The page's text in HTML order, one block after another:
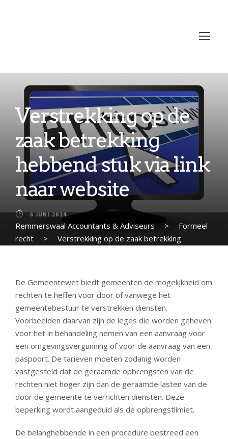
Verstrekking op de
zaak betrekking
hebbend stuk via link
naar website
6 JUNI 2024
Remmerswaal Accountants & Adviseurs >
Formeel
recht
>
Verstrekking op de zaak betrekking
De Gemeentewet biedt gemeenten de mogelijkheid om
rechten te heffen voor door of vanwege het
gemeentebestuur te verstrekken diensten.
Voorbeelden daarvan zijn de leges die worden geheven
voor het in behandeling nemen van een aanvraag voor
een omgevingsvergunning of voor de aanvraag van een
paspoort. De tarieven moeten zodanig worden
vastgesteld dat de geraamde opbrengsten van de
rechten niet hoger zijn dan de geraamde lasten van de
door de gemeente te verrichten diensten. Deze
beperking wordt aangeduid als de opbrengstlimiet.
De belanghebbende in een procedure bestreed een